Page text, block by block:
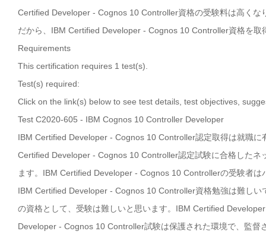
Certified Developer - Cognos 10 Controller資格の受験料は高く
だから、IBM Certified Developer - Cognos 10 Controller資格を
Requirements
This certification requires 1 test(s).
Test(s) required:
Click on the link(s) below to see test details, test objectives,
Test C2020-605 - IBM Cognos 10 Controller Developer
IBM Certified Developer - Cognos 10 Controller認定取得は就職
Certified Developer - Cognos 10 Controller認定試験に合格した
ます。IBM Certified Developer - Cognos 10 Controllerの受験者
IBM Certified Developer - Cognos 10 Controller資格勉強は難し
の資格として、受験は難しいと思います。IBM Certified
Developer - Cognos 10 Controller試験は保護された環境で、監督